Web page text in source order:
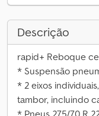
Descrição
rapid+ Reboque
* Suspensão
* 2 eixos
tambor, incluindo
* Pneus 275/70 R